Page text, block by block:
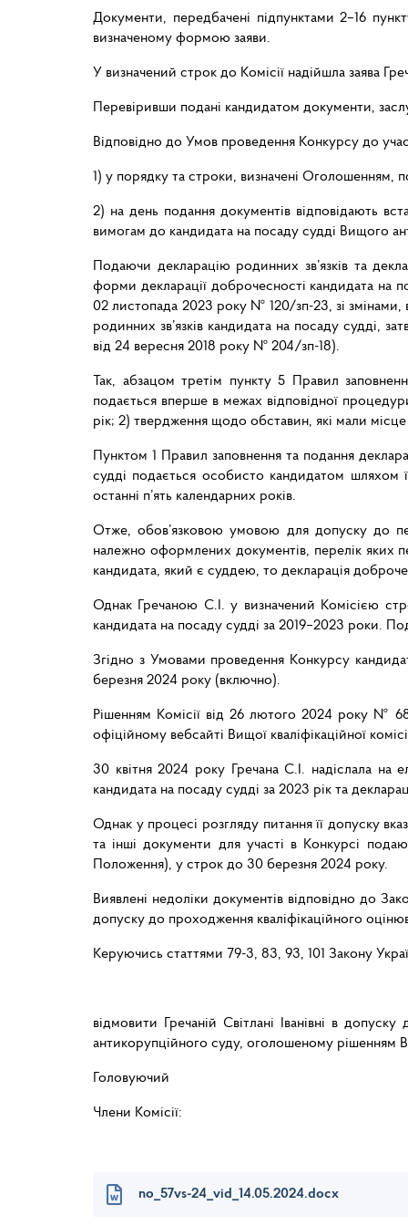
Документи, передбачені підпунктами 2–16
визначеному формою заяви.
У визначений строк до Комісії надійшла заява
Перевіривши подані кандидатом документи,
Відповідно до Умов проведення Конкурсу до
1) у порядку та строки, визначені Оголошенням,
2) на день подання документів відповідають
вимогам до кандидата на посаду судді Вищого
Подаючи декларацію родинних зв’язків та
форми декларації доброчесності кандидата на
02 листопада 2023 року № 120/зп-23, зі змінами,
родинних зв’язків кандидата на посаду судді,
від 24 вересня 2018 року № 204/зп-18).
Так, абзацом третім пункту 5 Правил
подається вперше в межах відповідної
рік; 2) твердження щодо обставин, які мали
Пунктом 1 Правил заповнення та подання
судді подається особисто кандидатом шляхом
останні п’ять календарних років.
Отже, обов’язковою умовою для допуску до
належно оформлених документів, перелік яких
кандидата, який є суддею, то декларація
Однак Гречаною С.І. у визначений Комісією
кандидата на посаду судді за 2019–2023 роки.
Згідно з Умовами проведення Конкурсу
березня 2024 року (включно).
Рішенням Комісії від 26 лютого 2024 року №
офіційному вебсайті Вищої кваліфікаційної
30 квітня 2024 року Гречана С.І. надіслала на
кандидата на посаду судді за 2023 рік та
Однак у процесі розгляду питання її допуску
та інші документи для участі в Конкурсі
Положення), у строк до 30 березня 2024 року.
Виявлені недоліки документів відповідно до
допуску до проходження кваліфікаційного
Керуючись статтями 79-3, 83, 93, 101 Закону
відмовити Гречаній Світлані Іванівні в
антикорупційного суду, оголошеному рішенням
Головуючий
Члени Комісії:
no_57vs-24_vid_14.05.2024.docx